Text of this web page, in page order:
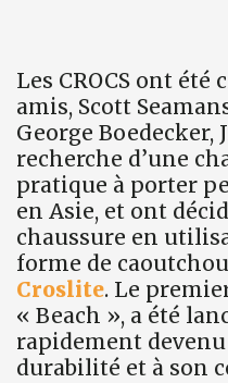
Les CROCS ont été
amis, Scott
George Boedecker,
recherche d’une
pratique à porter
en Asie, et ont
chaussure en
forme de
Croslite. Le
« Beach », a été
rapidement
durabilité et à son